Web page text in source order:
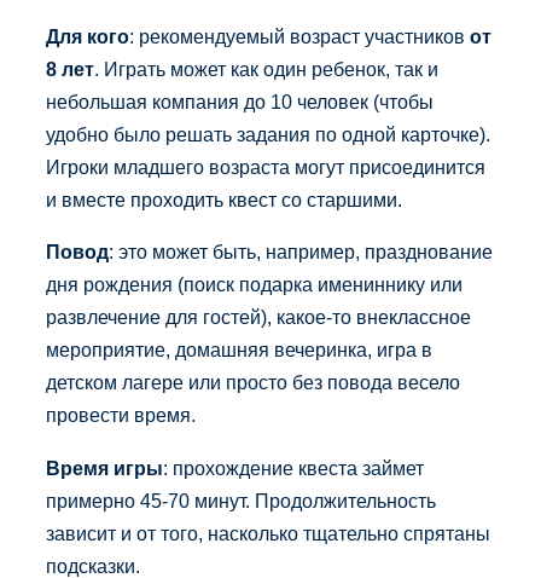
Для кого: рекомендуемый возраст участников от
8 лет. Играть может как один ребенок, так и
небольшая компания до 10 человек (чтобы
удобно было решать задания по одной карточке).
Игроки младшего возраста могут присоединится
и вместе проходить квест со старшими.
Повод: это может быть, например, празднование
дня рождения (поиск подарка имениннику или
развлечение для гостей), какое-то внеклассное
мероприятие, домашняя вечеринка, игра в
детском лагере или просто без повода весело
провести время.
Время игры: прохождение квеста займет
примерно 45-70 минут. Продолжительность
зависит и от того, насколько тщательно спрятаны
подсказки.